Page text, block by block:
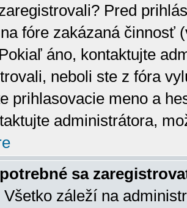
Pred
fóre zakázaná činnosť
áno, kontaktujte
neboli ste z fóra
prihlasovacie meno a
administrátora,
sa
záleží na